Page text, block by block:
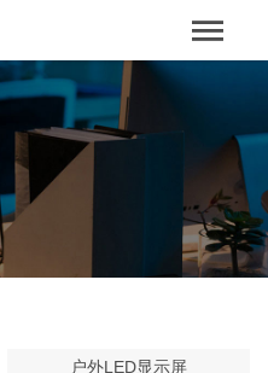
户外LED显示屏